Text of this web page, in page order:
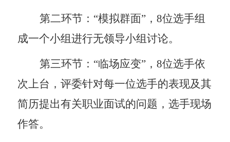
第二环节：“模拟群面”，8位选手组
成一个小组进行无领导小组讨论。
第三环节：“临场应变”，8位选手依
次上台，评委针对每一位选手的表现及其
简历提出有关职业面试的问题，选手现场
作答。